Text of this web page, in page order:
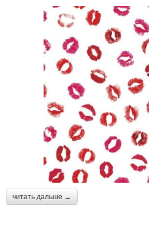
читать дальше →